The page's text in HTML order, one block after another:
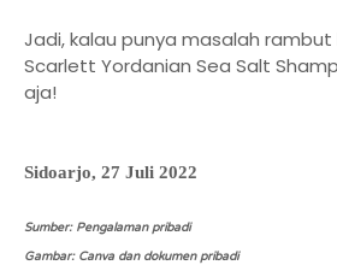
Jadi, kalau punya masalah rambut
Scarlett Yordanian Sea Salt
aja!
Sidoarjo, 27 Juli 2022
Sumber: Pengalaman pribadi
Gambar: Canva dan dokumen pribadi